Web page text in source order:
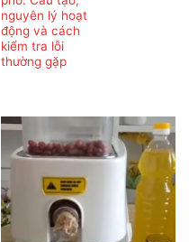
nguyên lý hoạt
động và cách
kiểm tra lỗi
thường gặp